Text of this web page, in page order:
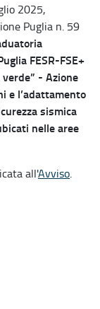
2025,
Puglia n. 59
FESR-FSE+
- Azione
e l’adattamento
sismica
nelle aree
all'Avviso.